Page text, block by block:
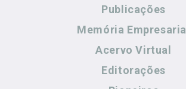
Publicações
Memória Empresarial
Acervo Virtual
Editorações